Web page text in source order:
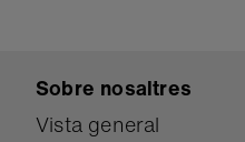
Sobre nosaltres
Vista general